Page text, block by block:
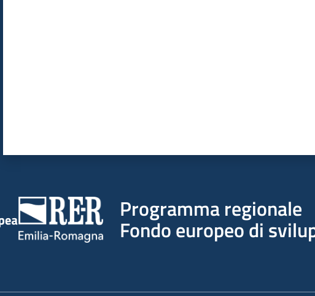
Programma regionale
Fondo europeo di